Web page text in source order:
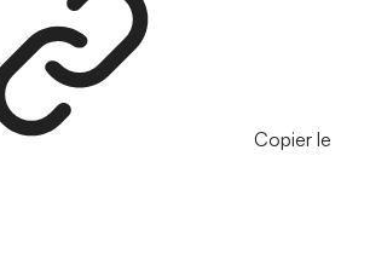
Copier le